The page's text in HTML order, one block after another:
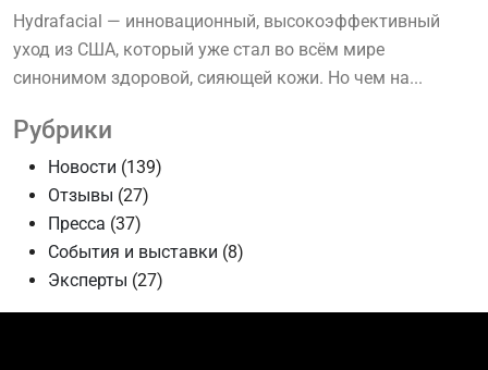
Hydrafacial — инновационный, высокоэффективный
уход из США, который уже стал во всём мире
синонимом здоровой, сияющей кожи. Но чем на...
Рубрики
Новости (139)
Отзывы (27)
Пресса (37)
События и выставки (8)
Эксперты (27)